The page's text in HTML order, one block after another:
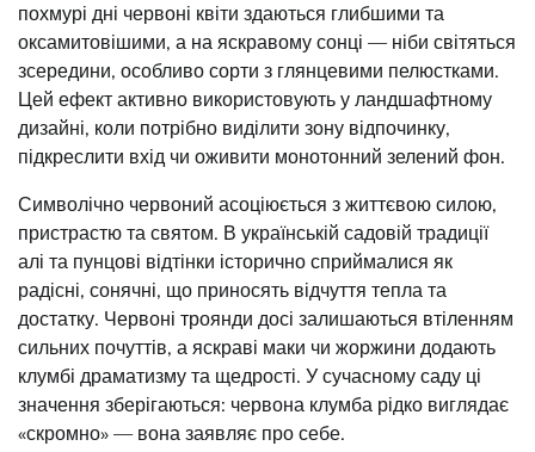
похмурі дні червоні квіти здаються глибшими та
оксамитовішими, а на яскравому сонці — ніби світяться
зсередини, особливо сорти з глянцевими пелюстками.
Цей ефект активно використовують у ландшафтному
дизайні, коли потрібно виділити зону відпочинку,
підкреслити вхід чи оживити монотонний зелений фон.
Символічно червоний асоціюється з життєвою силою,
пристрастю та святом. В українській садовій традиції
алі та пунцові відтінки історично сприймалися як
радісні, сонячні, що приносять відчуття тепла та
достатку. Червоні троянди досі залишаються втіленням
сильних почуттів, а яскраві маки чи жоржини додають
клумбі драматизму та щедрості. У сучасному саду ці
значення зберігаються: червона клумба рідко виглядає
«скромно» — вона заявляє про себе.